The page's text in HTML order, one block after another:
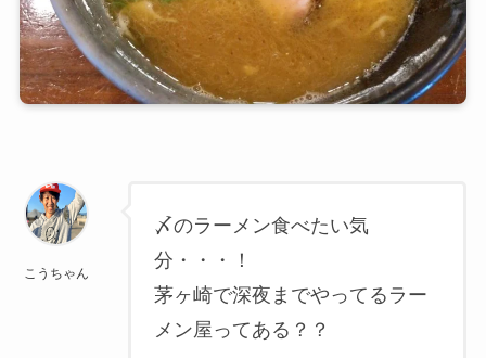
こうちゃん
〆のラーメン食べたい気
分・・・！
茅ヶ崎で深夜までやってるラー
メン屋ってある？？